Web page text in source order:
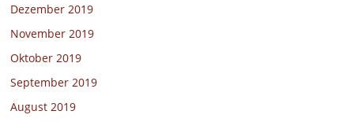
Dezember 2019
November 2019
Oktober 2019
September 2019
August 2019